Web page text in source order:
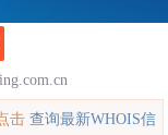
击查询最新WHOIS信